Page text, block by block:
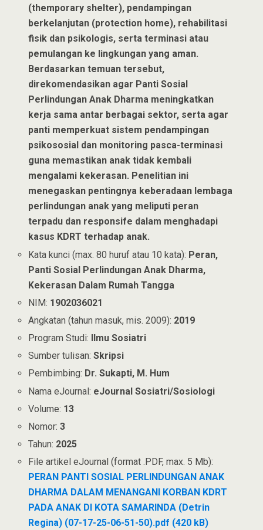
(themporary shelter), pendampingan
berkelanjutan (protection home), rehabilitasi
fisik dan psikologis, serta terminasi atau
pemulangan ke lingkungan yang aman.
Berdasarkan temuan tersebut,
direkomendasikan agar Panti Sosial
Perlindungan Anak Dharma meningkatkan
kerja sama antar berbagai sektor, serta agar
panti memperkuat sistem pendampingan
psikososial dan monitoring pasca-terminasi
guna memastikan anak tidak kembali
mengalami kekerasan. Penelitian ini
menegaskan pentingnya keberadaan lembaga
perlindungan anak yang meliputi peran
terpadu dan responsife dalam menghadapi
kasus KDRT terhadap anak.
Kata kunci (max. 80 huruf atau 10 kata): Peran,
Panti Sosial Perlindungan Anak Dharma,
Kekerasan Dalam Rumah Tangga
NIM: 1902036021
Angkatan (tahun masuk, mis. 2009): 2019
Program Studi: Ilmu Sosiatri
Sumber tulisan:Skripsi
Pembimbing: Dr. Sukapti, M. Hum
Nama eJournal: eJournal Sosiatri/Sosiologi
Volume: 13
Nomor:3
Tahun: 2025
File artikel eJournal (format .PDF, max. 5 Mb):
PERAN PANTI SOSIAL PERLINDUNGAN ANAK
DHARMA DALAM MENANGANI KORBAN KDRT
PADA ANAK DI KOTA SAMARINDA (Detrin
Regina) (07-17-25-06-51-50).pdf (420 kB)